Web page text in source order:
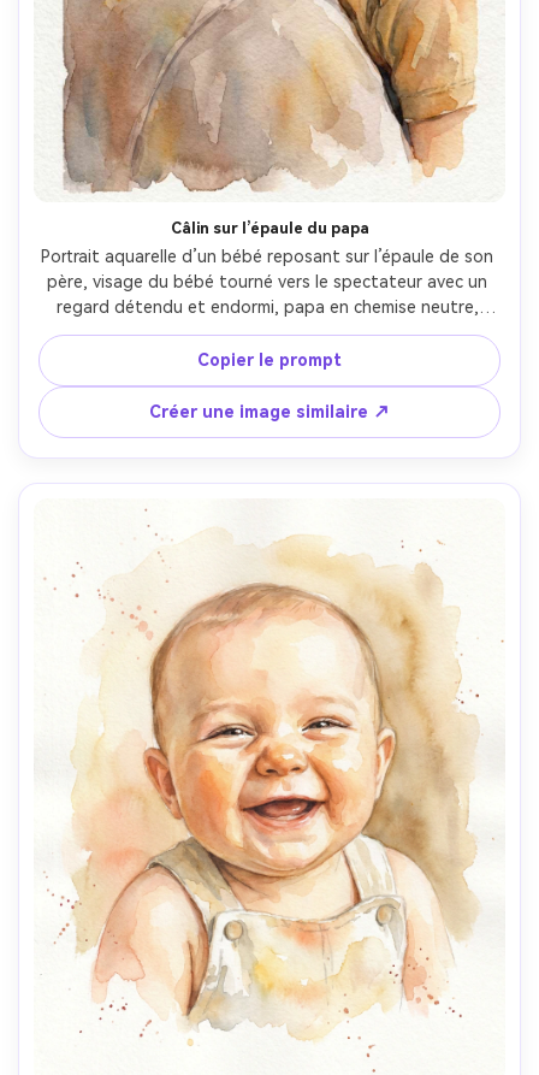
Câlin sur l’épaule du papa
Portrait aquarelle d’un bébé reposant sur l’épaule de son
père, visage du bébé tourné vers le spectateur avec un
regard détendu et endormi, papa en chemise neutre,
tons de peau chauds, ombre douce sous la joue, fond
suggéré par lavis lâches, humeur émotionnelle tendre,
texture de papier fait main et granulation légère des
pigments, objectif 85mm, faible profondeur de champ --
ar 4:5
Copier le prompt
Créer une image similaire ↗